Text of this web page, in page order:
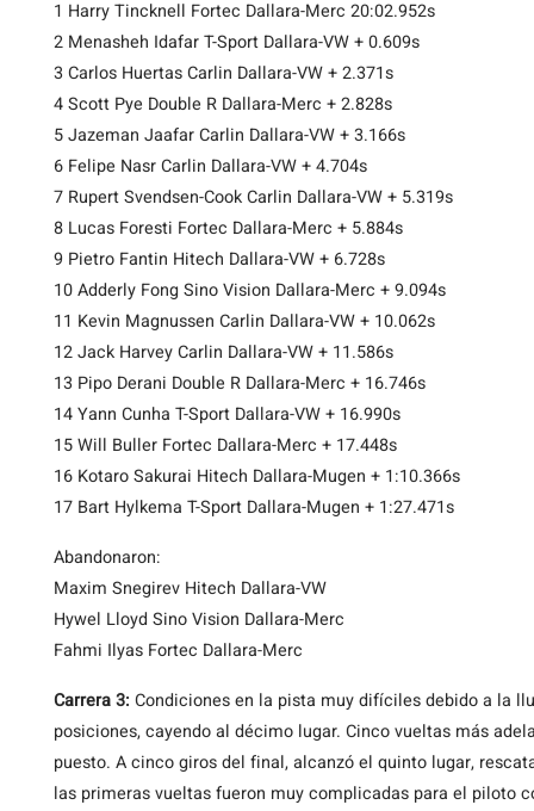
1 Harry Tincknell Fortec Dallara-Merc 20:02.952s
2 Menasheh Idafar T-Sport Dallara-VW + 0.609s
3 Carlos Huertas Carlin Dallara-VW + 2.371s
4 Scott Pye Double R Dallara-Merc + 2.828s
5 Jazeman Jaafar Carlin Dallara-VW + 3.166s
6 Felipe Nasr Carlin Dallara-VW + 4.704s
7 Rupert Svendsen-Cook Carlin Dallara-VW + 5.319s
8 Lucas Foresti Fortec Dallara-Merc + 5.884s
9 Pietro Fantin Hitech Dallara-VW + 6.728s
10 Adderly Fong Sino Vision Dallara-Merc + 9.094s
11 Kevin Magnussen Carlin Dallara-VW + 10.062s
12 Jack Harvey Carlin Dallara-VW + 11.586s
13 Pipo Derani Double R Dallara-Merc + 16.746s
14 Yann Cunha T-Sport Dallara-VW + 16.990s
15 Will Buller Fortec Dallara-Merc + 17.448s
16 Kotaro Sakurai Hitech Dallara-Mugen + 1:10.366s
17 Bart Hylkema T-Sport Dallara-Mugen + 1:27.471s
Abandonaron:
Maxim Snegirev Hitech Dallara-VW
Hywel Lloyd Sino Vision Dallara-Merc
Fahmi Ilyas Fortec Dallara-Merc
Carrera 3: Condiciones en la pista muy difíciles debido a la
posiciones, cayendo al décimo lugar. Cinco vueltas más
puesto. A cinco giros del final, alcanzó el quinto lugar,
las primeras vueltas fueron muy complicadas para el piloto